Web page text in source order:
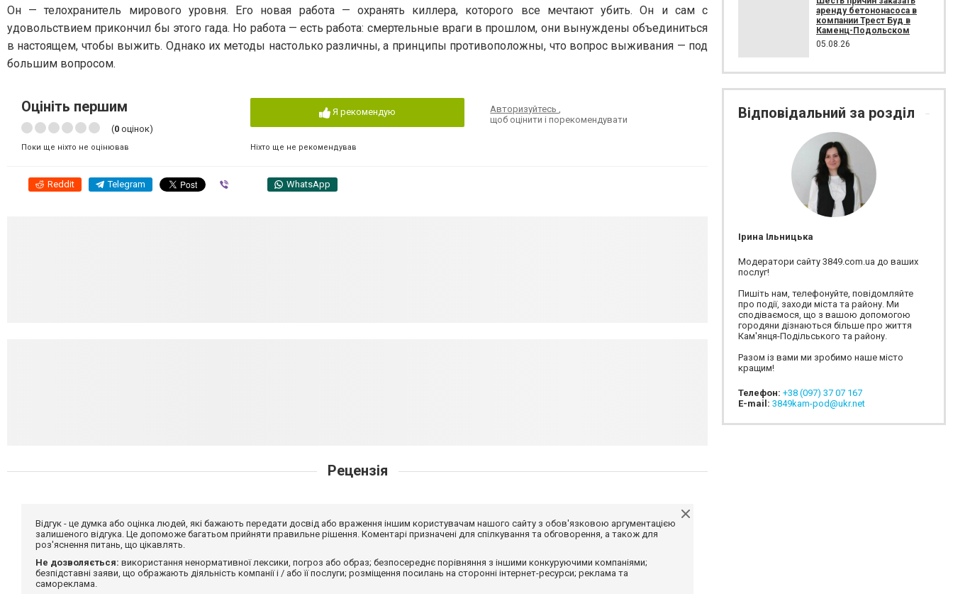
Он — телохранитель мирового уровня. Его новая работа — охранять киллера, которого все мечтают убить. Он и сам с
удовольствием прикончил бы этого гада. Но работа — есть работа: смертельные враги в прошлом, они вынуждены объединиться
в настоящем, чтобы выжить. Однако их методы настолько различны, а принципы противоположны, что вопрос выживания — под
большим вопросом.
Оцініть першим
(0 оцінок)
Поки ще ніхто не оцінював
Я рекомендую
Ніхто ще не рекомендував
Авторизуйтесь,
щоб оцінити і порекомендувати
Reddit Telegram WhatsApp
Рецензія
Відгук - це думка або оцінка людей, які бажають передати досвід або враження іншим користувачам нашого сайту з обов'язковою аргументацією
залишеного відгука. Це допоможе багатьом прийняти правильне рішення. Коментарі призначені для спілкування та обговорення, а також для
роз'яснення питань, що цікавлять.
Не дозволяється: використання ненормативної лексики, погроз або образ; безпосереднє порівняння з іншими конкуруючими компаніями;
безпідставні заяви, що ображають діяльність компанії і / або її послуги; розміщення посилань на сторонні інтернет-ресурси; реклама та
самореклама.
аренду бетононасоса в
компании Трест Буд в
Каменц-Подольском
05.08.26
Відповідальний за розділ
Ірина Ільницька
Модератори сайту 3849.com.ua до ваших
послуг!
Пишіть нам, телефонуйте, повідомляйте
про події, заходи міста та району. Ми
сподіваємося, що з вашою допомогою
городяни дізнаються більше про життя
Кам'янця-Подільського та району.
Разом із вами ми зробимо наше місто
кращим!
Телефон: +38 (097) 37 07 167
E-mail: 3849kam-pod@ukr.net